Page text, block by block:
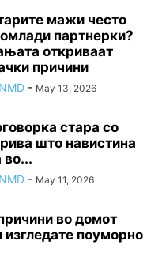
мажи често
партнерки?
откриваат
причини
NMD - May 13, 2026
стара со
што навистина
во...
NMD - May 11, 2026
во домот
изгледате поуморно